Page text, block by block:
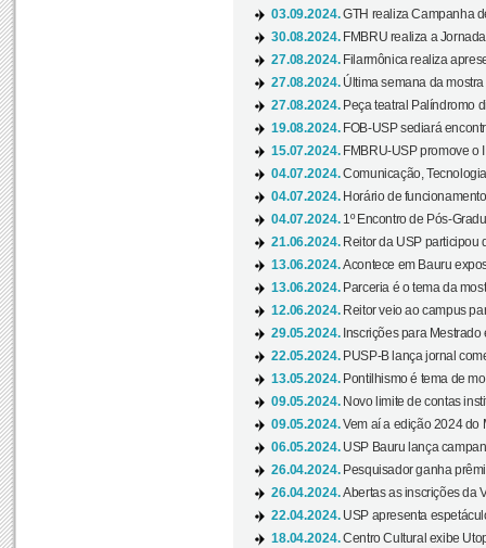
03.09.2024.GTH realiza Campanha
30.08.2024. FMBRU realiza a
27.08.2024. Filarmônica realiza
27.08.2024. Última semana da
27.08.2024. Peça teatral Palíndromo
19.08.2024. FOB-USP sediará
15.07.2024. FMBRU-USP promove o
04.07.2024.Comunicação,
04.07.2024. Horário de
04.07.2024. 1º Encontro de Pós-
21.06.2024. Reitor da USP participou
13.06.2024.Acontece em Bauru
13.06.2024. Parceria é o tema da
12.06.2024. Reitor veio ao campus
29.05.2024. Inscrições para
22.05.2024. PUSP-B lança jornal
13.05.2024. Pontilhismo é tema de
09.05.2024. Novo limite de contas
09.05.2024.Vem aí a edição 2024 do
06.05.2024. USP Bauru lança
26.04.2024. Pesquisador ganha
26.04.2024.Abertas as inscrições da
22.04.2024. USP apresenta
18.04.2024.Centro Cultural exibe